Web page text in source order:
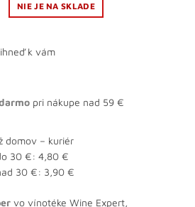
NIE JE NA SKLADE
k vám
pri nákupe nad 59 €
domov – kuriér
30 €: 4,80 €
30 €: 3,90 €
vo vínotéke Wine Expert,